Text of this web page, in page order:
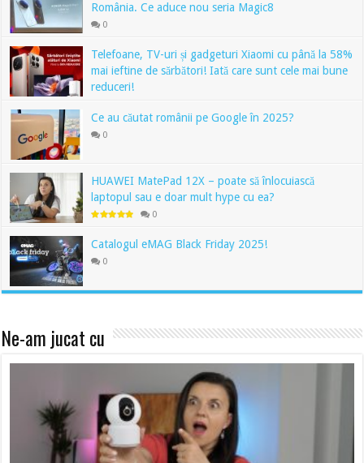
România. Ce aduce nou seria Magic8
0
Telefoane, TV-uri și gadgeturi Xiaomi cu până la 58%
mai ieftine de sărbători! Iată care sunt cele mai bune
reduceri!
Ce au căutat românii pe Google în 2025?
0
HUAWEI MatePad 12X – poate să înlocuiască
laptopul sau e doar mult hype cu ea?
0
Catalogul eMAG Black Friday 2025!
0
Ne-am jucat cu